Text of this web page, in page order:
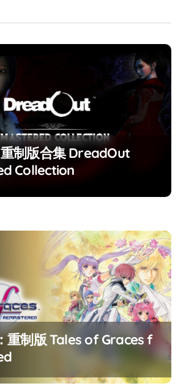
制版合集 DreadOut
Collection
重制版 Tales of Graces f